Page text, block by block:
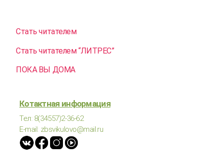
Стать читателем
Стать читателем “ЛИТРЕС”
ПОКА ВЫ ДОМА
Котактная информация
Тел: 8(34557)2-36-62
E-mail: zbsvikulovo@mail.ru